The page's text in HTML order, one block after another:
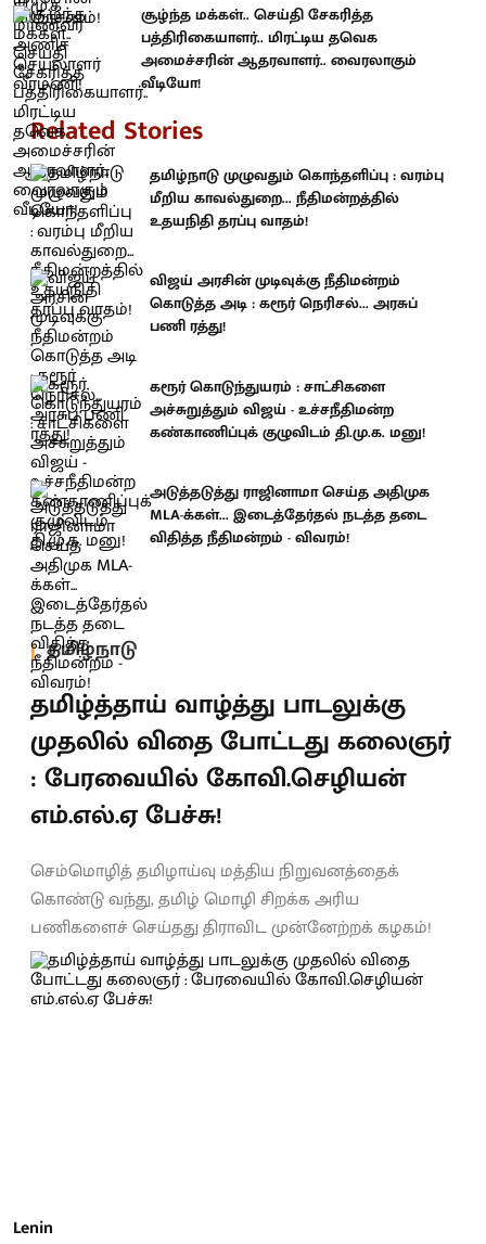
சூழ்ந்த மக்கள்.. செய்தி சேகரித்த
பத்திரிகையாளர்.. மிரட்டிய தவெக
அமைச்சரின் ஆதரவாளர்.. வைரலாகும்
வீடியோ!
Related Stories
தமிழ்நாடு முழுவதும் கொந்தளிப்பு : வரம்பு
மீறிய காவல்துறை... நீதிமன்றத்தில்
உதயநிதி தரப்பு வாதம்!
விஜய் அரசின் முடிவுக்கு நீதிமன்றம்
கொடுத்த அடி : கரூர் நெரிசல்... அரசுப்
பணி ரத்து!
கரூர் கொடுந்துயரம் : சாட்சிகளை
அச்சுறுத்தும் விஜய் - உச்சநீதிமன்ற
கண்காணிப்புக் குழுவிடம் தி.மு.க. மனு!
அடுத்தடுத்து ராஜினாமா செய்த அதிமுக
MLA-க்கள்... இடைத்தேர்தல் நடத்த தடை
விதித்த நீதிமன்றம் - விவரம்!
தமிழ்நாடு
தமிழ்த்தாய் வாழ்த்து பாடலுக்கு
முதலில் விதை போட்டது கலைஞர்
: பேரவையில் கோவி.செழியன்
எம்.எல்.ஏ பேச்சு!
செம்மொழித் தமிழாய்வு மத்திய நிறுவனத்தைக்
கொண்டு வந்து, தமிழ் மொழி சிறக்க அரிய
பணிகளைச் செய்தது திராவிட முன்னேற்றக் கழகம்!
Lenin